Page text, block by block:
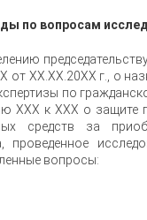
по вопросам
от ХХ.ХХ.20ХХ г., о
по
ХХХ к ХХХ о защите
средств за
проведенное
вопросы: